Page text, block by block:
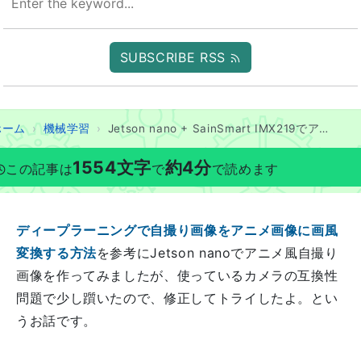
SUBSCRIBE RSS
ーム 機械学習 Jetson nano + SainSmart IMX219でアニメ風自撮り動画を作る
この記事は1554文字で約4分で読めます
ディープラーニングで自撮り画像をアニメ画像に画風
変換する方法を参考にJetson nanoでアニメ風自撮り
画像を作ってみましたが、使っているカメラの互換性
問題で少し躓いたので、修正してトライしたよ。とい
うお話です。